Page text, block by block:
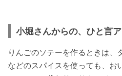
小堀さんからの、ひと言
りんごのソテーを作るときは、
などのスパイスを使っても、お